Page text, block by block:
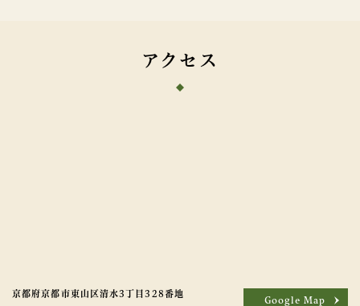
アクセス
京都府京都市東山区清水3丁目328番地
Google Map